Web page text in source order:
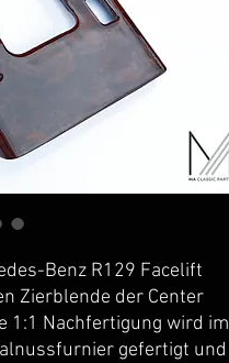
Benz R129 Facelift
Zierblende der Center
1:1 Nachfertigung wird im
gefertigt und